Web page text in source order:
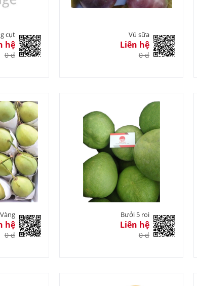
cụt
hệ
0 đ
Vú sữa
Liên hệ
0 đ
hệ
0 đ
Bưởi 5 roi
Liên hệ
0 đ